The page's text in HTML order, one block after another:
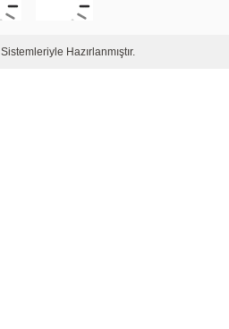
Sistemleriyle Hazırlanmıştır.